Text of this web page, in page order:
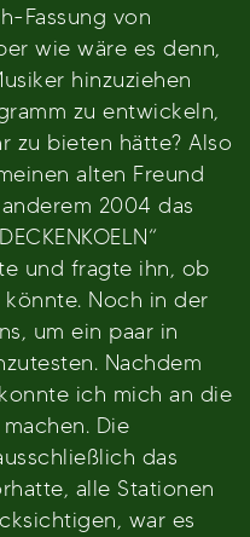
Fassung von
wie wäre es denn,
hinzuziehen
zu entwickeln,
zu bieten hätte? Also
alten Freund
2004 das
und fragte ihn, ob
Noch in der
um ein paar in
Nachdem
ich mich an die
Die
das
alle Stationen
war es